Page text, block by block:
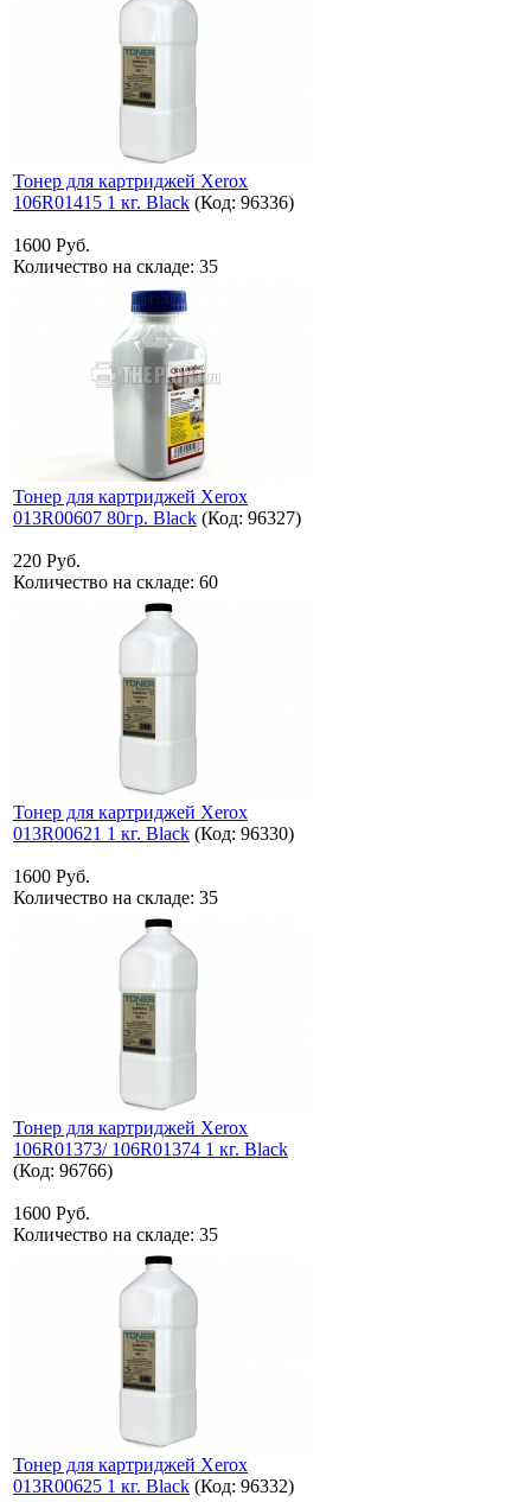
Тонер для картриджей Xerox
106R01415 1 кг. Black (Код: 96336)
1600 Руб.
Количество на складе: 35
Тонер для картриджей Xerox
013R00607 80гр. Black (Код: 96327)
220 Руб.
Количество на складе: 60
Тонер для картриджей Xerox
013R00621 1 кг. Black (Код: 96330)
1600 Руб.
Количество на складе: 35
Тонер для картриджей Xerox
106R01373/ 106R01374 1 кг. Black
(Код: 96766)
1600 Руб.
Количество на складе: 35
Тонер для картриджей Xerox
013R00625 1 кг. Black (Код: 96332)